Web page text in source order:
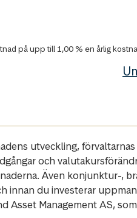
på upp till 1,00 % en årlig
utveckling,
och
Även konjunktur-,
innan du investerar
Management AS,